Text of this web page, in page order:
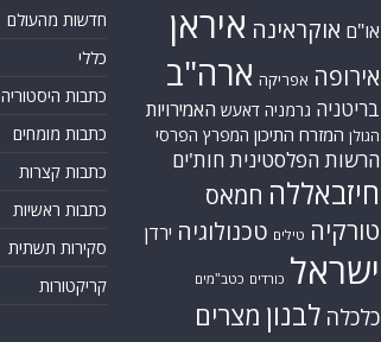
או"ם אוקראינה איראן
אירופה אפריקה ארה"ב
בריטניה גרמניה דאעש האמירויות
הגולן המזרח התיכון המפרץ הפרסי
הרשות הפלסטינית חות'ים
חיזבאללה חמאס
טורקיה טילים טכנולוגיה ירדן
ישראל כורדים כטב"מים
כלכלה לבנון מצרים
חדשות מהעולם
כללי
כתבות היסטוריה
כתבות מומחים
כתבות קצרות
כתבות ראשיות
סקירות תשתית
קריקטורות